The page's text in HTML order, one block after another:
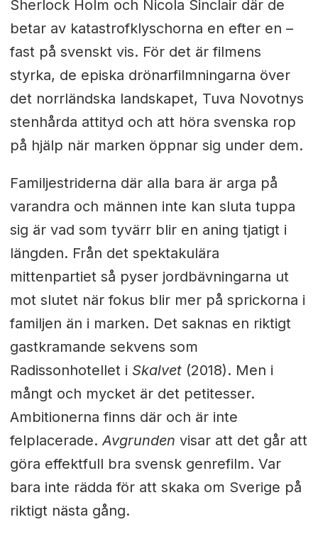
Sherlock Holm och Nicola Sinclair där de
betar av katastrofklyschorna en efter en –
fast på svenskt vis. För det är filmens
styrka, de episka drönarfilmningarna över
det norrländska landskapet, Tuva Novotnys
stenhårda attityd och att höra svenska rop
på hjälp när marken öppnar sig under dem.
Familjestriderna där alla bara är arga på
varandra och männen inte kan sluta tuppa
sig är vad som tyvärr blir en aning tjatigt i
längden. Från det spektakulära
mittenpartiet så pyser jordbävningarna ut
mot slutet när fokus blir mer på sprickorna i
familjen än i marken. Det saknas en riktigt
gastkramande sekvens som
Radissonhotellet i Skalvet(2018). Men i
mångt och mycket är det petitesser.
Ambitionerna finns där och är inte
felplacerade.Avgrunden visar att det går att
göra effektfull bra svensk genrefilm. Var
bara inte rädda för att skaka om Sverige på
riktigt nästa gång.